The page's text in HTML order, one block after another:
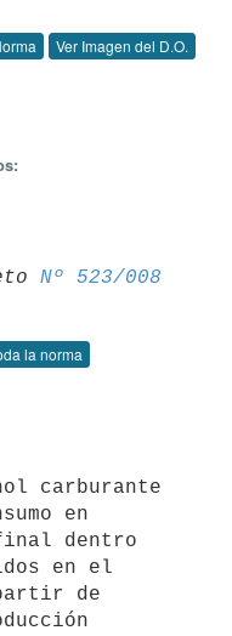
Ver Imagen del D.O.
Nº 523/008
la norma
en
dentro
en el
de